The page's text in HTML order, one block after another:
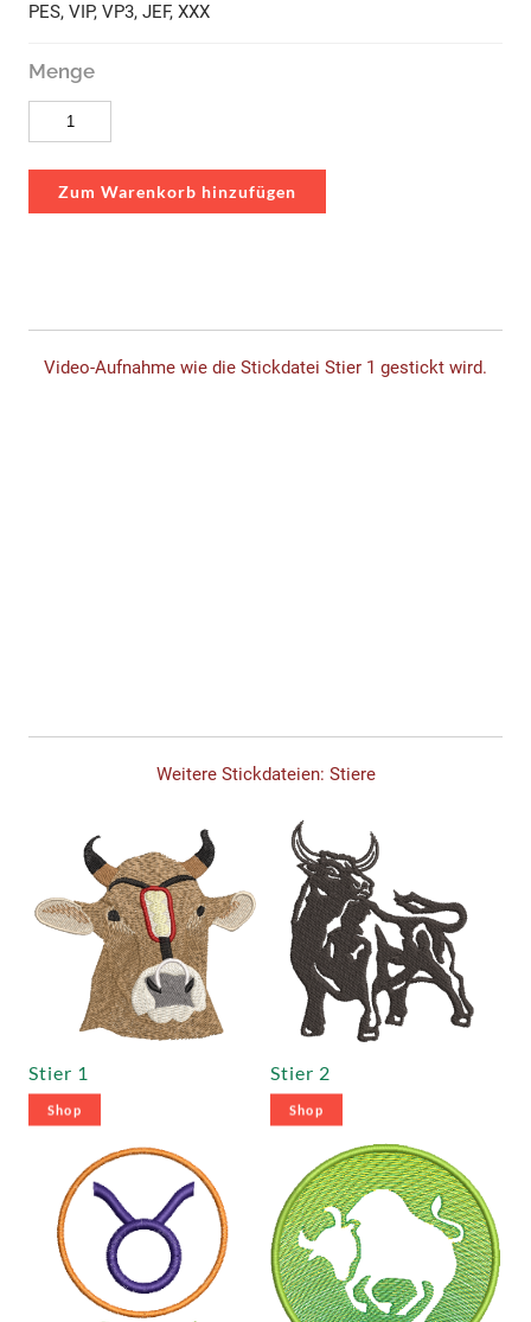
PES, VIP, VP3, JEF, XXX
Menge
Zum Warenkorb hinzufügen
Video-Aufnahme wie die Stickdatei Stier 1 gestickt wird.
Weitere Stickdateien: Stiere
Stier 1
Shop
Stier 2
Shop